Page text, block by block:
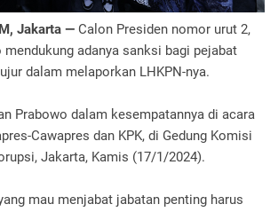
Jakarta — Calon Presiden nomor urut 2,
mendukung adanya sanksi bagi pejabat
dalam melaporkan LHKPN-nya.
Prabowo dalam kesempatannya di acara
Cawapres dan KPK, di Gedung Komisi
Jakarta, Kamis (17/1/2024).
mau menjabat jabatan penting harus